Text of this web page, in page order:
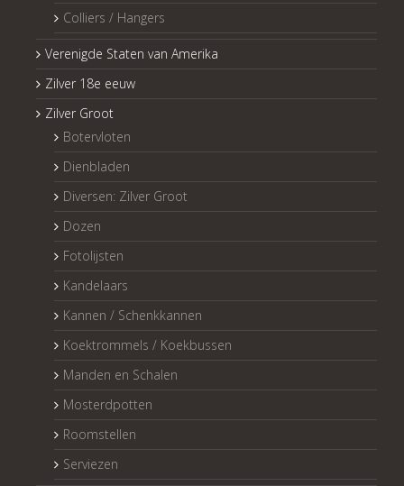
Colliers / Hangers
Verenigde Staten van Amerika
Zilver 18e eeuw
Zilver Groot
Botervloten
Dienbladen
Diversen: Zilver Groot
Dozen
Fotolijsten
Kandelaars
Kannen / Schenkkannen
Koektrommels / Koekbussen
Manden en Schalen
Mosterdpotten
Roomstellen
Serviezen